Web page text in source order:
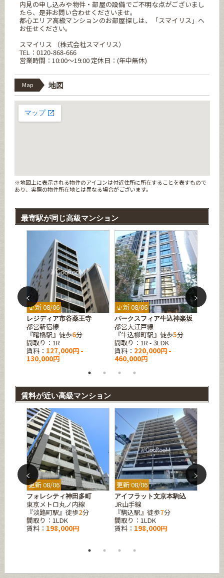
内見の申し込みや物件・部屋の設備でご不明な点がございまし
たら、是非お問い合わせくださいませ。
都心エリア高級マンションのお部屋探しは、「スマイリス」へ
お任せください。
スマイリス （株式会社スマイリス）
TEL：0120-868-666
営業時間：10:00～19:00 定休日：(年中無休)
Map 地図
※地図上に表示される物件のアイコンは付近住所に所在することを表すもので
あり、実際の物件所在地とは異なる場合がございます。
最寄駅が同じ高級マンション
更新 08/06
レジディア市谷薬王寺
都営新宿線
『曙橋駅』徒歩6分
間取り：1R
賃料： 127,000円 -
130,000円
更新 08/06
パークスフィア牛込神楽坂
都営大江戸線
『牛込柳町駅』徒歩5分
間取り：1R - 3LDK
賃料： 220,000円 -
460,000円
賃料が近い高級マンション
更新 08/06
フォレシティ神田多町
東京メトロ丸ノ内線
『淡路町駅』徒歩2分
間取り：1LDK
賃料： 198,000円
更新 08/06
アイフラット文京本駒込
JR山手線
『駒込駅』徒歩7分
間取り：1LDK
賃料： 198,000円